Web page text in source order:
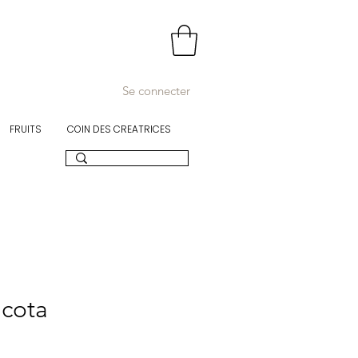
Se connecter
FRUITS COIN DES CREATRICES